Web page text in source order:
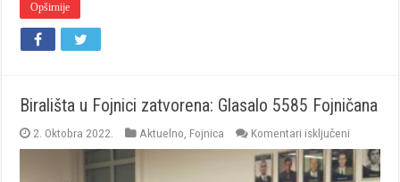
Opširnije
Birališta u Fojnici zatvorena: Glasalo 5585 Fojničana
2. Oktobra 2022. Aktuelno Fojnica Komentari isključeni
Birališta
Fojnici